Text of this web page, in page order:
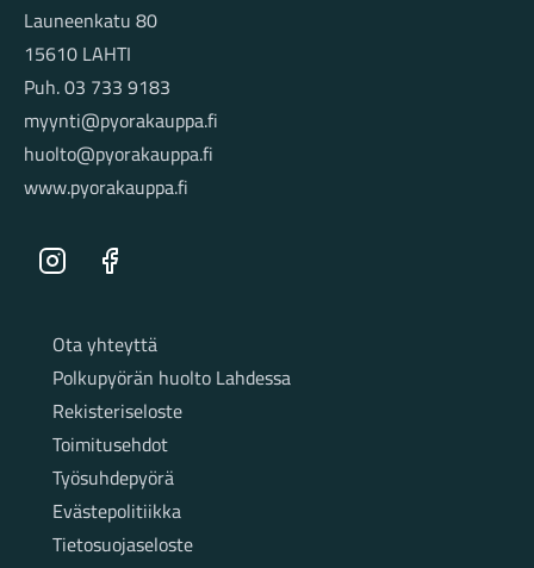
Launeenkatu 80
15610 LAHTI
Puh. 03 733 9183
myynti@pyorakauppa.fi
huolto@pyorakauppa.fi
www.pyorakauppa.fi
Instagram Facebook
SivutOta yhteyttä
Polkupyörän huolto Lahdessa
Rekisteriseloste
Toimitusehdot
Työsuhdepyörä
Evästepolitiikka
Tietosuojaseloste